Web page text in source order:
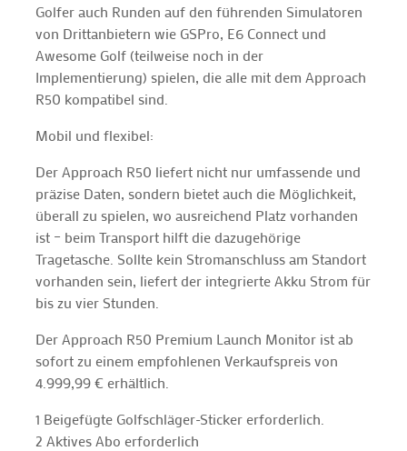
Golfer auch Runden auf den führenden Simulatoren
von Drittanbietern wie GSPro, E6 Connect und
Awesome Golf (teilweise noch in der
Implementierung) spielen, die alle mit dem Approach
R50 kompatibel sind.
Mobil und flexibel:
Der Approach R50 liefert nicht nur umfassende und
präzise Daten, sondern bietet auch die Möglichkeit,
überall zu spielen, wo ausreichend Platz vorhanden
ist – beim Transport hilft die dazugehörige
Tragetasche. Sollte kein Stromanschluss am Standort
vorhanden sein, liefert der integrierte Akku Strom für
bis zu vier Stunden.
Der Approach R50 Premium Launch Monitor ist ab
sofort zu einem empfohlenen Verkaufspreis von
4.999,99 € erhältlich.
1 Beigefügte Golfschläger-Sticker erforderlich.
2 Aktives Abo erforderlich